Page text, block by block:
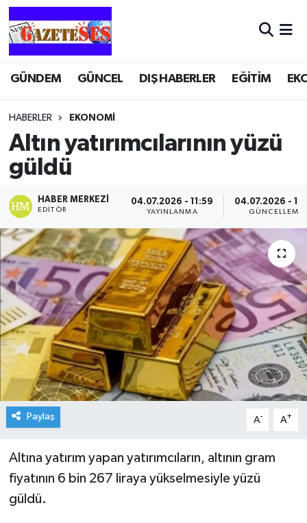
GÜNDEM GÜNCEL DIŞ HABERLER EĞİTİM
HABERLER EKONOMİ
Altın yatırımcılarının yüzü
güldü
HABER MERKEZI
EDITÖR
04.07.2026 - 11:59
YAYINLANMA
04.07.2026 -
GÜNCELLEME
Paylaş A- A+
Altına yatırım yapan yatırımcıların, altının gram
fiyatının 6 bin 267 liraya yükselmesiyle yüzü
güldü.